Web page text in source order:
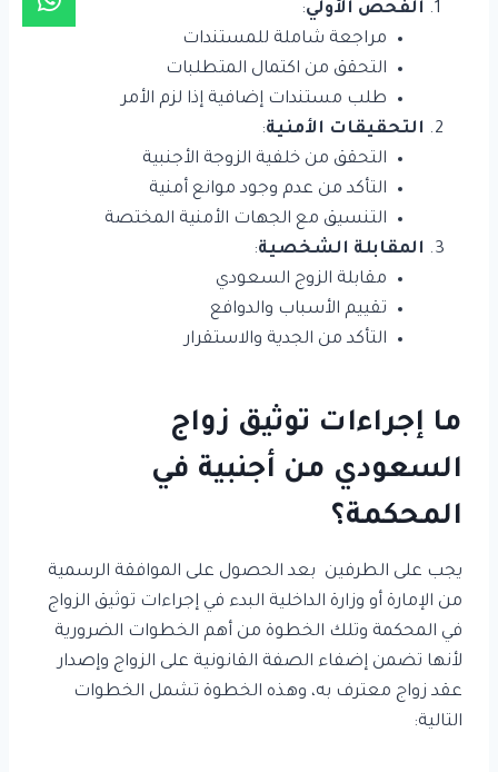
الفحص الأولي:
مراجعة شاملة للمستندات
التحقق من اكتمال المتطلبات
طلب مستندات إضافية إذا لزم الأمر
التحقيقات الأمنية:
التحقق من خلفية الزوجة الأجنبية
التأكد من عدم وجود موانع أمنية
التنسيق مع الجهات الأمنية المختصة
المقابلة الشخصية:
مقابلة الزوج السعودي
تقييم الأسباب والدوافع
التأكد من الجدية والاستقرار
ما إجراءات توثيق زواج
السعودي من أجنبية في
المحكمة؟
يجب على الطرفين بعد الحصول على الموافقة الرسمية
من الإمارة أو وزارة الداخلية البدء في إجراءات توثيق الزواج
في المحكمة وتلك الخطوة من أهم الخطوات الضرورية
لأنها تضمن إضفاء الصفة القانونية على الزواج وإصدار
عقد زواج معترف به، وهذه الخطوة تشمل الخطوات
التالية: